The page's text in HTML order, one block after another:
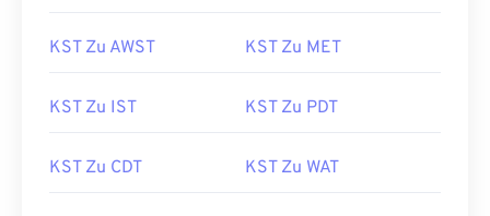
KST Zu AWST KST Zu MET
KST Zu IST KST Zu PDT
KST Zu CDT KST Zu WAT